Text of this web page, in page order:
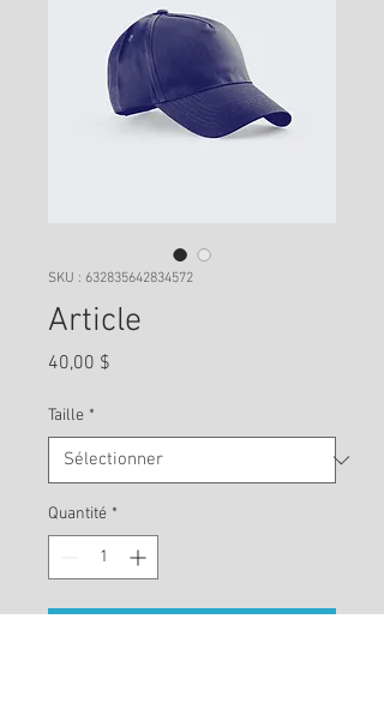
SKU : 632835642834572
Article
40,00 $
Taille *
Quantité *